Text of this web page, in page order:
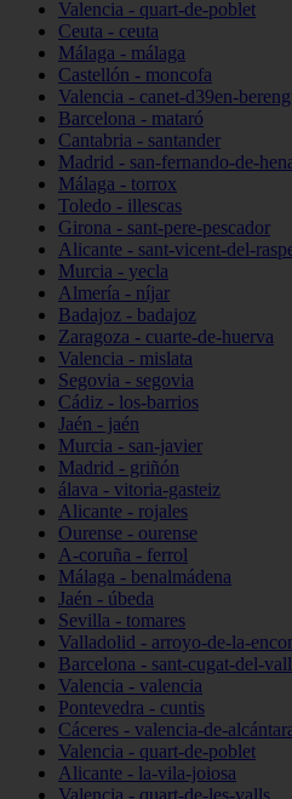
Valencia - quart-de-poblet
Ceuta - ceuta
Málaga - málaga
Castellón - moncofa
Valencia - canet-d39en-
Barcelona - mataró
Cantabria - santander
Madrid - san-fernando-de-
Málaga - torrox
Toledo - illescas
Girona - sant-pere-pescador
Alicante - sant-vicent-del-
Murcia - yecla
Almería - níjar
Badajoz - badajoz
Zaragoza - cuarte-de-huerva
Valencia - mislata
Segovia - segovia
Cádiz - los-barrios
Jaén - jaén
Murcia - san-javier
Madrid - griñón
álava - vitoria-gasteiz
Alicante - rojales
Ourense - ourense
A-coruña - ferrol
Málaga - benalmádena
Jaén - úbeda
Sevilla - tomares
Valladolid - arroyo-de-la-
Barcelona - sant-cugat-del-
Valencia - valencia
Pontevedra - cuntis
Cáceres - valencia-de-
Valencia - quart-de-poblet
Alicante - la-vila-joiosa
Valencia - quart-de-les-valls